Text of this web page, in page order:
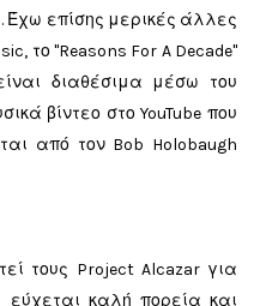
Έχω επίσης μερικές άλλες
το "Reasons For A Decade"
διαθέσιμα μέσω του
βίντεο στο YouTube που
από τον Bob Holobaugh
τους Project Alcazar για
εύχεται καλή πορεία και